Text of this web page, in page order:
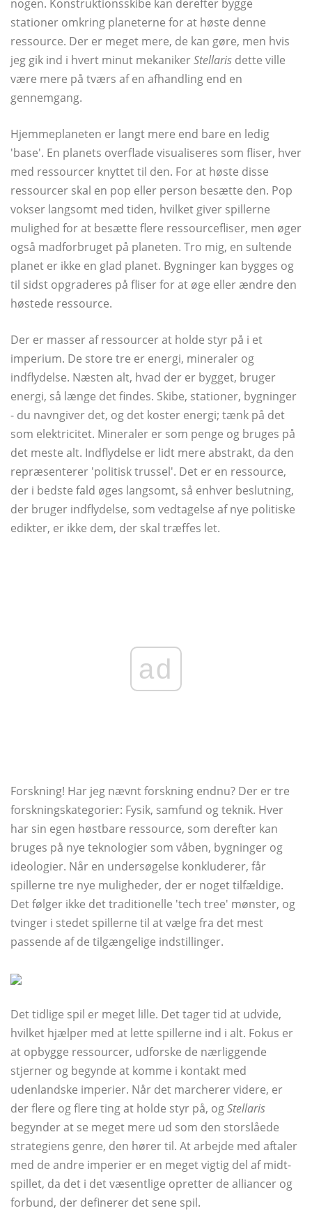
nogen. Konstruktionsskibe kan derefter bygge
stationer omkring planeterne for at høste denne
ressource. Der er meget mere, de kan gøre, men hvis
jeg gik ind i hvert minut mekanikerStellaris dette ville
være mere på tværs af en afhandling end en
gennemgang.
Hjemmeplaneten er langt mere end bare en ledig
'base'. En planets overflade visualiseres som fliser, hver
med ressourcer knyttet til den. For at høste disse
ressourcer skal en pop eller person besætte den. Pop
vokser langsomt med tiden, hvilket giver spillerne
mulighed for at besætte flere ressourcefliser, men øger
også madforbruget på planeten. Tro mig, en sultende
planet er ikke en glad planet. Bygninger kan bygges og
til sidst opgraderes på fliser for at øge eller ændre den
høstede ressource.
Der er masser af ressourcer at holde styr på i et
imperium. De store tre er energi, mineraler og
indflydelse. Næsten alt, hvad der er bygget, bruger
energi, så længe det findes. Skibe, stationer, bygninger
- du navngiver det, og det koster energi; tænk på det
som elektricitet. Mineraler er som penge og bruges på
det meste alt. Indflydelse er lidt mere abstrakt, da den
repræsenterer 'politisk trussel'. Det er en ressource,
der i bedste fald øges langsomt, så enhver beslutning,
der bruger indflydelse, som vedtagelse af nye politiske
edikter, er ikke dem, der skal træffes let.
ad
Forskning! Har jeg nævnt forskning endnu? Der er tre
forskningskategorier: Fysik, samfund og teknik. Hver
har sin egen høstbare ressource, som derefter kan
bruges på nye teknologier som våben, bygninger og
ideologier. Når en undersøgelse konkluderer, får
spillerne tre nye muligheder, der er noget tilfældige.
Det følger ikke det traditionelle 'tech tree' mønster, og
tvinger i stedet spillerne til at vælge fra det mest
passende af de tilgængelige indstillinger.
Det tidlige spil er meget lille. Det tager tid at udvide,
hvilket hjælper med at lette spillerne ind i alt. Fokus er
at opbygge ressourcer, udforske de nærliggende
stjerner og begynde at komme i kontakt med
udenlandske imperier. Når det marcherer videre, er
der flere og flere ting at holde styr på, ogStellaris
begynder at se meget mere ud som den storslåede
strategiens genre, den hører til. At arbejde med aftaler
med de andre imperier er en meget vigtig del af midt-
spillet, da det i det væsentlige opretter de alliancer og
forbund, der definerer det sene spil.